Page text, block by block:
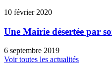
10 février 2020
Une Mairie désertée par
6 septembre 2019
Voir toutes les actualités